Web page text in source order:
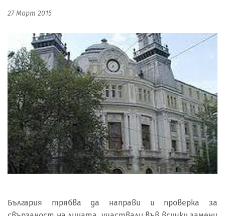
27 Март 2015
България трябва да направи и проверка за